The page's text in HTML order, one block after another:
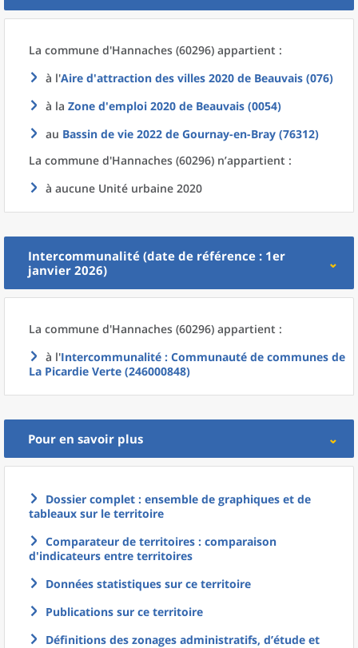
La commune d'Hannaches (60296) appartient :
à l'Aire d'attraction des villes 2020 de Beauvais (076)
à la Zone d'emploi 2020 de Beauvais (0054)
au Bassin de vie 2022 de Gournay-en-Bray (76312)
La commune d'Hannaches (60296) n’appartient :
à aucune Unité urbaine 2020
Intercommunalité (date de référence : 1er
janvier 2026)
La commune d'Hannaches (60296) appartient :
à l'Intercommunalité : Communauté de communes de
La Picardie Verte (246000848)
Pour en savoir plus
Dossier complet : ensemble de graphiques et de
tableaux sur le territoire
Comparateur de territoires : comparaison
d'indicateurs entre territoires
Données statistiques sur ce territoire
Publications sur ce territoire
Définitions des zonages administratifs, d’étude et